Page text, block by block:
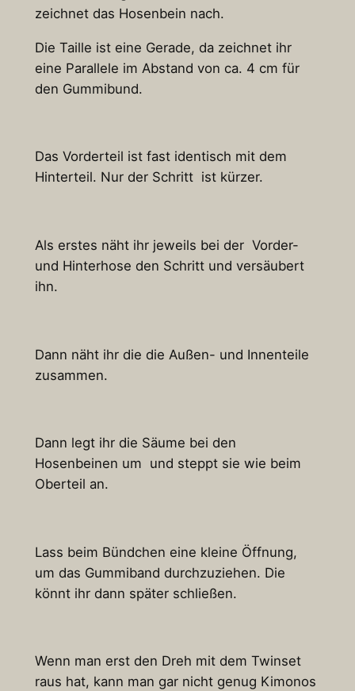
zeichnet das Hosenbein nach.
Die Taille ist eine Gerade, da zeichnet ihr
eine Parallele im Abstand von ca. 4 cm für
den Gummibund.
Das Vorderteil ist fast identisch mit dem
Hinterteil. Nur der Schritt ist kürzer.
Als erstes näht ihr jeweils bei der Vorder-
und Hinterhose den Schritt und versäubert
ihn.
Dann näht ihr die die Außen- und Innenteile
zusammen.
Dann legt ihr die Säume bei den
Hosenbeinen um und steppt sie wie beim
Oberteil an.
Lass beim Bündchen eine kleine Öffnung,
um das Gummiband durchzuziehen. Die
könnt ihr dann später schließen.
Wenn man erst den Dreh mit dem Twinset
raus hat, kann man gar nicht genug Kimonos